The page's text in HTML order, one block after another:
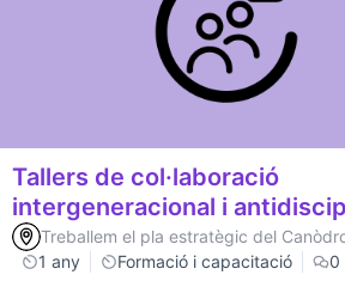
Tallers de col·laboració
intergeneracional i
Treballem el pla estratègic del
1 any
Formació i capacitació 0